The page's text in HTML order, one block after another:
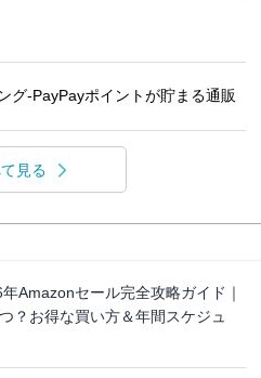
グ-PayPayポイントが貯まる通販
見る
年Amazonセール完全攻略ガイド｜
？お得な買い方＆年間スケジュ